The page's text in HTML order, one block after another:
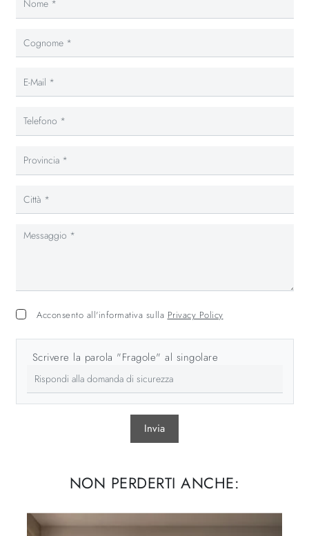
Acconsento all'informativa sulla Privacy Policy
Scrivere la parola "Fragole" al singolare
Invia
NON PERDERTI ANCHE: